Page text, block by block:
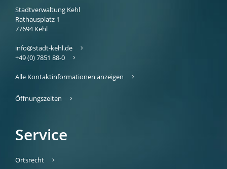
Stadtverwaltung Kehl
Rathausplatz 1
77694 Kehl
info@stadt-kehl.de
+49 (0) 7851 88-0
Alle Kontaktinformationen anzeigen
Öffnungszeiten
Service
Ortsrecht